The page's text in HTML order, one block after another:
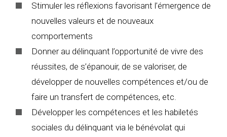
Stimuler les réflexions favorisant l’émergence de
nouvelles valeurs et de nouveaux
comportements
Donner au délinquant l’opportunité de vivre des
réussites, de s’épanouir, de se valoriser, de
développer de nouvelles compétences et/ou de
faire un transfert de compétences, etc.
Développer les compétences et les habiletés
sociales du délinquant via le bénévolat qui